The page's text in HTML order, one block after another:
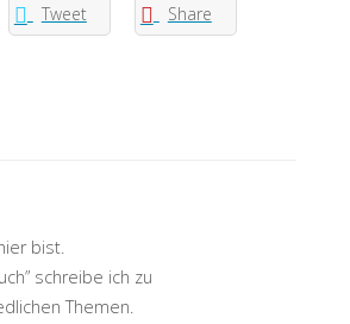
Tweet Share
bist.
schreibe ich zu
Themen.